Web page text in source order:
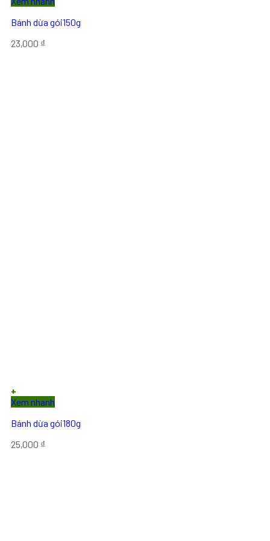
Bánh dừa gói150g
23,000 ₫
+
Xem nhanh
Bánh dừa gói180g
25,000 ₫